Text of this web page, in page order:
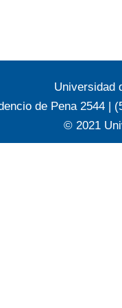
Universidad
de Pena 2544 |
© 2021